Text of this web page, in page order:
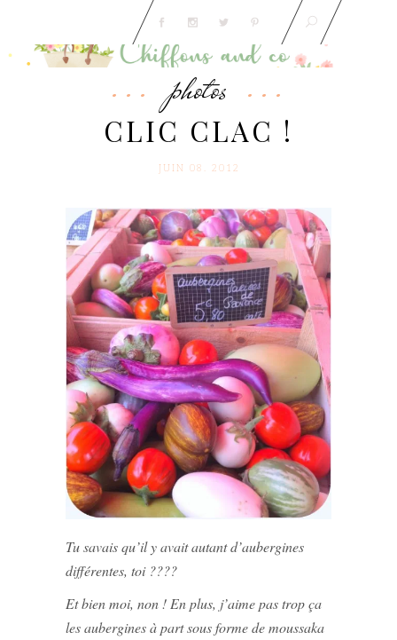
photos
CLIC CLAC !
JUIN 08. 2012
Tu savais qu’il y avait autant d’aubergines
différentes, toi ????
Et bien moi, non ! En plus, j’aime pas trop ça
les aubergines à part sous forme de moussaka